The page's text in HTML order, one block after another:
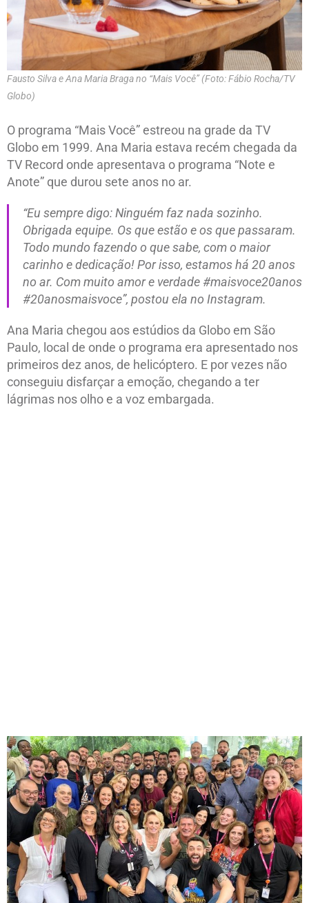
Fausto Silva e Ana Maria Braga no “Mais Você” (Foto: Fábio Rocha/TV
Globo)
O programa “Mais Você” estreou na grade da TV
Globo em 1999. Ana Maria estava recém chegada da
TV Record onde apresentava o programa “Note e
Anote” que durou sete anos no ar.
“Eu sempre digo: Ninguém faz nada sozinho.
Obrigada equipe. Os que estão e os que passaram.
Todo mundo fazendo o que sabe, com o maior
carinho e dedicação! Por isso, estamos há 20 anos
no ar. Com muito amor e verdade #maisvoce20anos
#20anosmaisvoce”, postou ela no Instagram.
Ana Maria chegou aos estúdios da Globo em São
Paulo, local de onde o programa era apresentado nos
primeiros dez anos, de helicóptero. E por vezes não
conseguiu disfarçar a emoção, chegando a ter
lágrimas nos olho e a voz embargada.